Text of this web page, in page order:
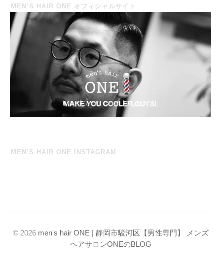
MEN’S HAIR ONE オフィシャルサイト
MEN’S HAIR ONE INSTAGRAM
© 2026 men's hair ONE | 静岡市駿河区【男性専門】 メンズ
ヘアサロンONEのBLOG